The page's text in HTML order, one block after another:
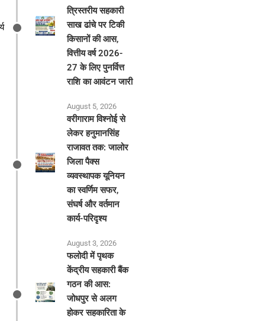
त्रिस्तरीय सहकारी
साख ढांचे पर टिकी
किसानों की आस,
वित्तीय वर्ष 2026-
27 के लिए पुनर्वित्त
राशि का आवंटन जारी
August 5, 2026
वरीगाराम विश्नोई से
लेकर हनुमानसिंह
राजावत तक: जालोर
जिला पैक्स
व्यवस्थापक यूनियन
का स्वर्णिम सफर,
संघर्ष और वर्तमान
कार्य-परिदृश्य
August 3, 2026
फलोदी में पृथक
केंद्रीय सहकारी बैंक
गठन की आस:
जोधपुर से अलग
होकर सहकारिता के